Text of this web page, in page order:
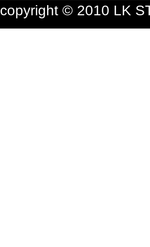
copyright © 2010 LK